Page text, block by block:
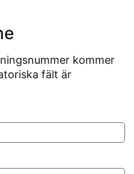
kommer
fält är